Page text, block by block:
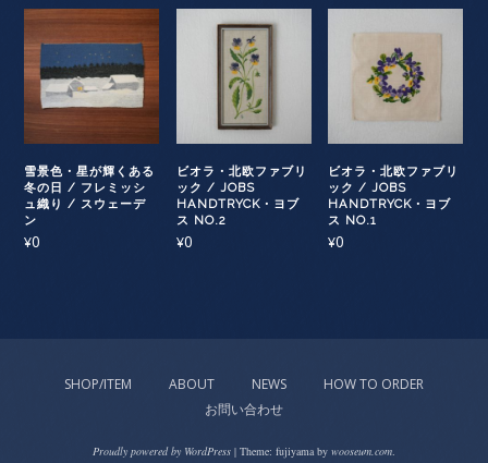
雪景色・星が輝くある
冬の日 / フレミッシ
ュ織り / スウェーデ
ン
¥0
ビオラ・北欧ファブリ
ック / JOBS
HANDTRYCK・ヨブ
ス NO.2
¥0
ビオラ・北欧ファブリ
ック / JOBS
HANDTRYCK・ヨブ
ス NO.1
¥0
SHOP/ITEM ABOUT NEWS
HOW TO ORDER
お問い合わせ
Proudly powered by WordPress | Theme: fujiyama by wooseum.com.